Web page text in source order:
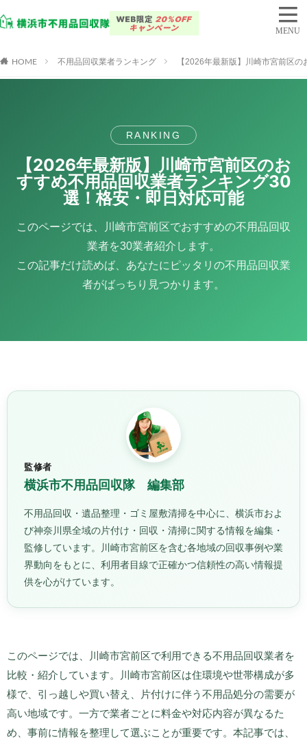
HOME 不用品回収業者ランキング 【2026年最新版】川崎市宮前区
RANKING
【2026年最新版】川崎市宮前区のお
すすめ不用品回収業者ランキング30
選！格安・即日対応可能
このページでは、川崎市宮前区でおすすめの不用品回収
業者を30業者紹介します。
この記事だけ読めば、あなたにピッタリの不用品回収業
者がばっちり見つかります。
監修者
横浜市不用品回収隊 編集部
不用品回収・遺品整理・ゴミ屋敷清掃を中心に、横浜市およ
び神奈川県全域の片付け・回収・清掃に関する情報を編集・
監修しています。川崎市宮前区を含む各地域の回収事例や業
界動向をもとに、利用者目線で正確かつ信頼性の高い情報提
供を心がけています。
このページでは、川崎市宮前区で利用できる不用品回収業者を
比較・紹介しています。川崎市宮前区は住環境や世帯構成が多
様で、引っ越しや買い替え、片付けに伴う不用品処分の需要が
高い地域です。一方で業者ごとに料金や対応内容が異なるた
め、事前に情報を整理して選ぶことが重要です。本記事では、